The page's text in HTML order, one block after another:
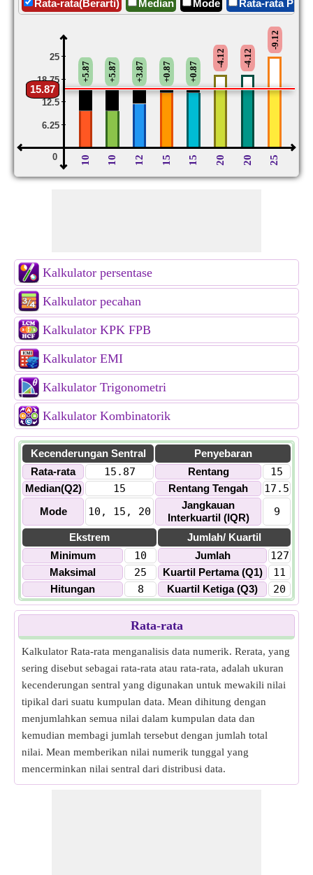
Rata-rata(Berarti) Median Mode Rata-rata
15.87
25
18.75
12.5
6.25
0
+5.87 +5.87 +3.87 +0.87 +0.87
-4.12 -4.12
-9.12
10 10 12 15 15 20 20 25
Kalkulator persentase
Kalkulator pecahan
Kalkulator KPK FPB
Kalkulator EMI
Kalkulator Trigonometri
Kalkulator Kombinatorik
Kecenderungan Sentral
Penyebaran
Rata-rata
15.87 Rentang 15
Median(Q2) 15 Rentang Tengah 17.5
Mode 10, 15, 20
Jangkauan
Interkuartil (IQR)
9
Ekstrem
Jumlah/ Kuartil
Minimum
10 Jumlah 127
Maksimal 25 Kuartil Pertama (Q1) 11
Hitungan 8 Kuartil Ketiga (Q3) 20
Rata-rata
Kalkulator Rata-rata menganalisis data numerik. Rerata, yang
sering disebut sebagai rata-rata atau rata-rata, adalah ukuran
kecenderungan sentral yang digunakan untuk mewakili nilai
tipikal dari suatu kumpulan data. Mean dihitung dengan
menjumlahkan semua nilai dalam kumpulan data dan
kemudian membagi jumlah tersebut dengan jumlah total
nilai. Mean memberikan nilai numerik tunggal yang
mencerminkan nilai sentral dari distribusi data.